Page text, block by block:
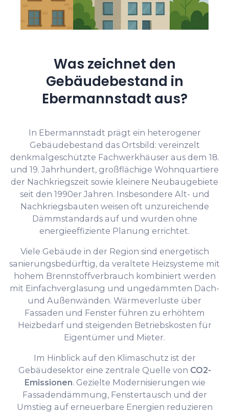
Was zeichnet den
Gebäudebestand in
Ebermannstadt aus?
In Ebermannstadt prägt ein heterogener
Gebäudebestand das Ortsbild: vereinzelt
denkmalgeschützte Fachwerkhäuser aus dem 18.
und 19. Jahrhundert, großflächige Wohnquartiere
der Nachkriegszeit sowie kleinere Neubaugebiete
seit den 1990er Jahren. Insbesondere Alt- und
Nachkriegsbauten weisen oft unzureichende
Dämmstandards auf und wurden ohne
energieeffiziente Planung errichtet.
Viele Gebäude in der Region sind energetisch
sanierungsbedürftig, da veraltete Heizsysteme mit
hohem Brennstoffverbrauch kombiniert werden
mit Einfachverglasung und ungedämmten Dach-
und Außenwänden. Wärmeverluste über
Fassaden und Fenster führen zu erhöhtem
Heizbedarf und steigenden Betriebskosten für
Eigentümer und Mieter.
Im Hinblick auf den Klimaschutz ist der
Gebäudesektor eine zentrale Quelle von CO2-
Emissionen. Gezielte Modernisierungen wie
Fassadendämmung, Fenstertausch und der
Umstieg auf erneuerbare Energien reduzieren